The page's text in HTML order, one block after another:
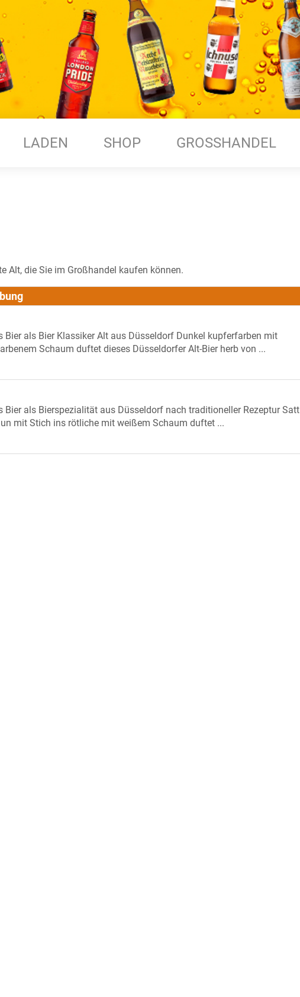
LADEN SHOP GROSSHANDEL
Alt, die Sie im Großhandel kaufen können.
Bier als Bier Klassiker Alt aus Düsseldorf Dunkel kupferfarben mit
Schaum duftet dieses Düsseldorfer Alt-Bier herb von ...
Bier als Bierspezialität aus Düsseldorf nach traditioneller Rezeptur Satt
mit Stich ins rötliche mit weißem Schaum duftet ...